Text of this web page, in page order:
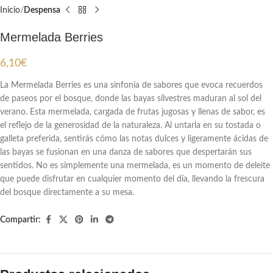
Inicio Despensa
Mermelada Berries
6,10€
La Mermelada Berries es una sinfonía de sabores que evoca recuerdos
de paseos por el bosque, donde las bayas silvestres maduran al sol del
verano. Esta mermelada, cargada de frutas jugosas y llenas de sabor, es
el reflejo de la generosidad de la naturaleza. Al untarla en su tostada o
galleta preferida, sentirás cómo las notas dulces y ligeramente ácidas de
las bayas se fusionan en una danza de sabores que despertarán sus
sentidos. No es simplemente una mermelada, es un momento de deleite
que puede disfrutar en cualquier momento del día, llevando la frescura
del bosque directamente a su mesa.
Compartir: